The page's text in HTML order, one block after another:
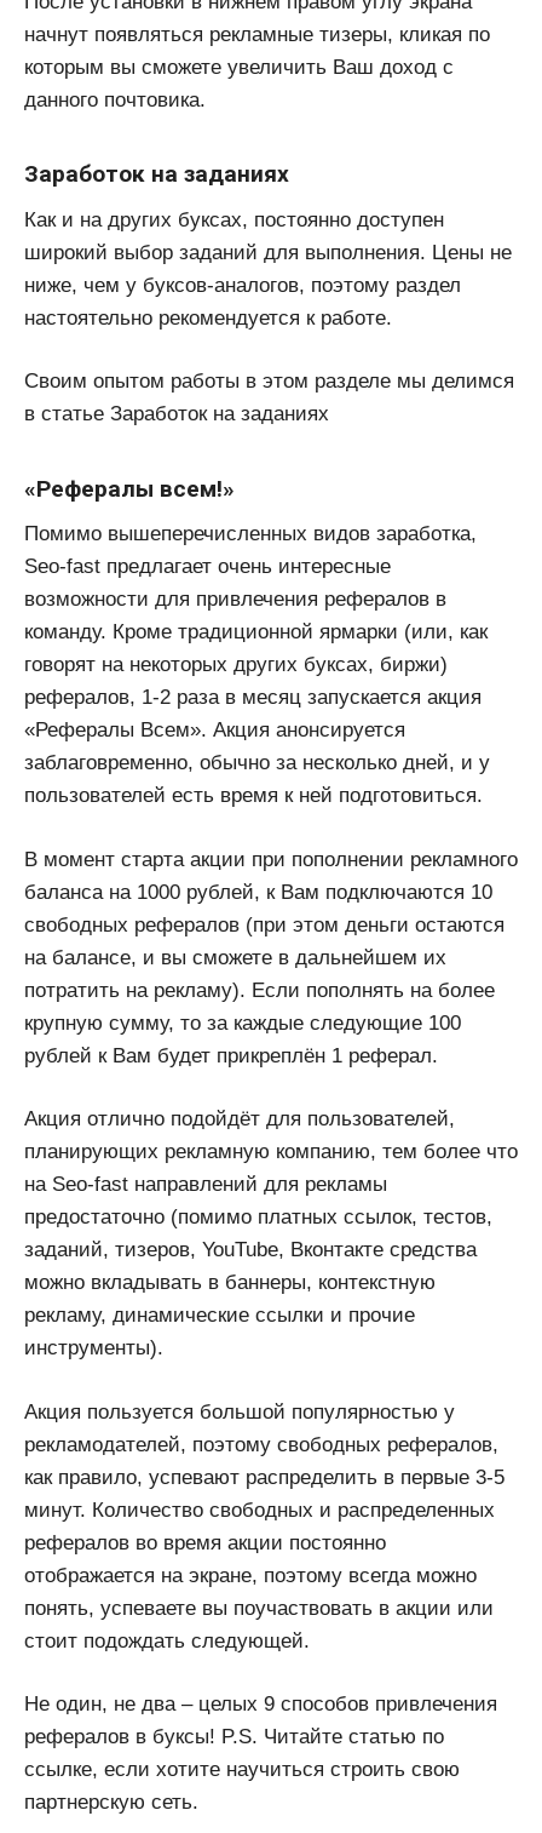
начнут появляться рекламные тизеры, кликая по
которым вы сможете увеличить Ваш доход с
данного почтовика.
Заработок на заданиях
Как и на других буксах, постоянно доступен
широкий выбор заданий для выполнения. Цены не
ниже, чем у буксов-аналогов, поэтому раздел
настоятельно рекомендуется к работе.
Своим опытом работы в этом разделе мы делимся
в статье Заработок на заданиях
«Рефералы всем!»
Помимо вышеперечисленных видов заработка,
Seo-fast предлагает очень интересные
возможности для привлечения рефералов в
команду. Кроме традиционной ярмарки (или, как
говорят на некоторых других буксах, биржи)
рефералов, 1-2 раза в месяц запускается акция
«Рефералы Всем». Акция анонсируется
заблаговременно, обычно за несколько дней, и у
пользователей есть время к ней подготовиться.
В момент старта акции при пополнении рекламного
баланса на 1000 рублей, к Вам подключаются 10
свободных рефералов (при этом деньги остаются
на балансе, и вы сможете в дальнейшем их
потратить на рекламу). Если пополнять на более
крупную сумму, то за каждые следующие 100
рублей к Вам будет прикреплён 1 реферал.
Акция отлично подойдёт для пользователей,
планирующих рекламную компанию, тем более что
на Seo-fast направлений для рекламы
предостаточно (помимо платных ссылок, тестов,
заданий, тизеров, YouTube, Вконтакте средства
можно вкладывать в баннеры, контекстную
рекламу, динамические ссылки и прочие
инструменты).
Акция пользуется большой популярностью у
рекламодателей, поэтому свободных рефералов,
как правило, успевают распределить в первые 3-5
минут. Количество свободных и распределенных
рефералов во время акции постоянно
отображается на экране, поэтому всегда можно
понять, успеваете вы поучаствовать в акции или
стоит подождать следующей.
Не один, не два – целых 9 способов привлечения
рефералов в буксы! P.S. Читайте статью по
ссылке, если хотите научиться строить свою
партнерскую сеть.